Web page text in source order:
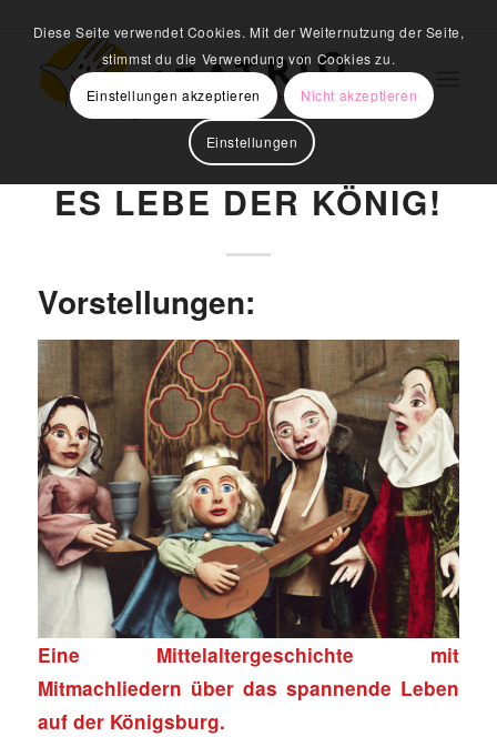
ES LEBE DER KÖNIG!
Vorstellungen:
Eine Mittelaltergeschichte mit
Mitmachliedern über das spannende Leben
auf der Königsburg.
Diese Seite verwendet Cookies. Mit der Weiternutzung der Seite,
stimmst du die Verwendung von Cookies zu.
Einstellungen akzeptieren
Nicht akzeptieren
Einstellungen